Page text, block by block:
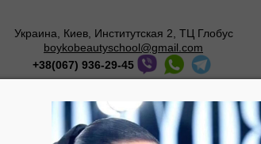
Украина, Киев, Институтская 2, ТЦ Глобус
boykobeautyschool@gmail.com
+38(067) 936-29-45
Мастер-классы О школе Галерея